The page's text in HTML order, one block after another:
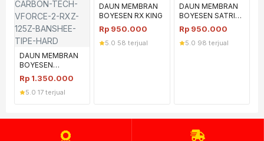
DAUN MEMBRAN
BOYESEN
CARBON TECH
VFORCE 2 RXZ
125Z BANSHEE
Rp 1.350.000
5.0 17 terjual
DAUN MEMBRAN
BOYESEN RX KING
Rp 950.000
5.0 58 terjual
DAUN MEMBRAN
BOYESEN SATRIA
2TAK
Rp 950.000
5.0 98 terjual